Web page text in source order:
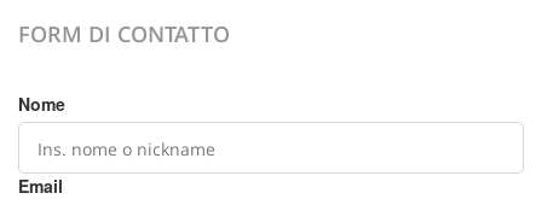
FORM DI CONTATTO
Nome
Email